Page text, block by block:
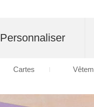
Personnaliser
Cartes